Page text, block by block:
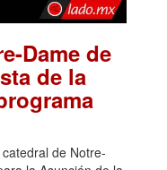
Dame de
de la
de Notre-